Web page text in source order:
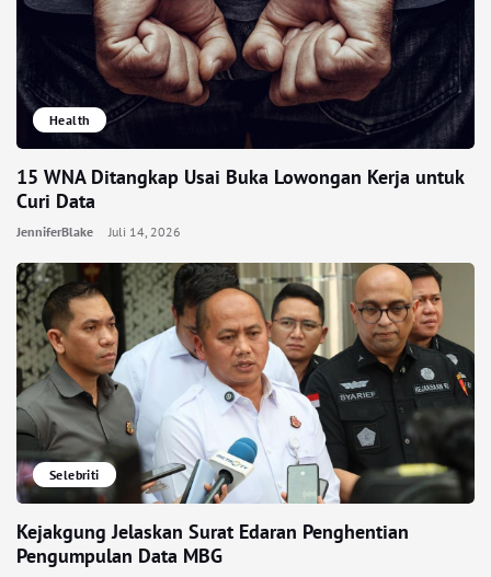
Health
15 WNA Ditangkap Usai Buka Lowongan Kerja untuk
Curi Data
JenniferBlake Juli 14, 2026
Selebriti
Kejakgung Jelaskan Surat Edaran Penghentian
Pengumpulan Data MBG